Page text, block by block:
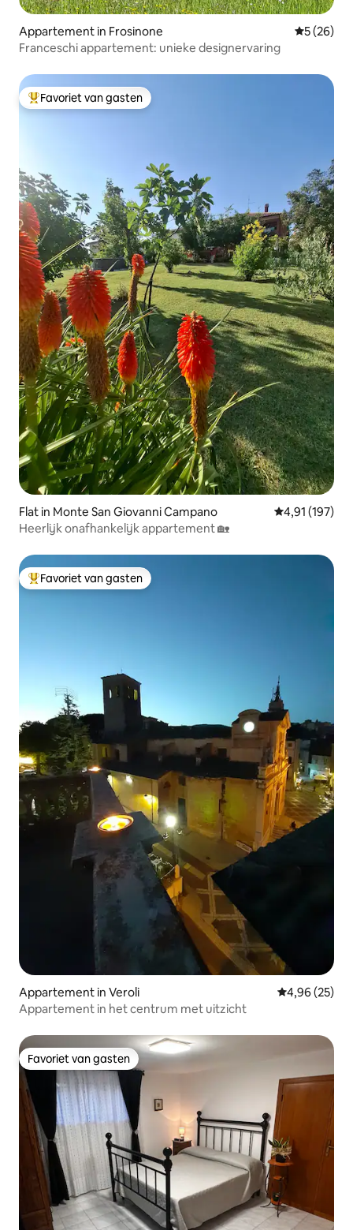
Appartement in Frosinone
5 (26)
Franceschi appartement: unieke designervaring
Topfavoriet van gasten
Favoriet van gasten
Flat in Monte San Giovanni Campano Gemiddelde
4,91 (197)
Heerlijk onafhankelijk appartement 🏡
Topfavoriet van gasten
Favoriet van gasten
Appartement in Veroli Gemiddelde
4,96 (25)
Appartement in het centrum met uitzicht
Favoriet van gasten
Favoriet van gasten